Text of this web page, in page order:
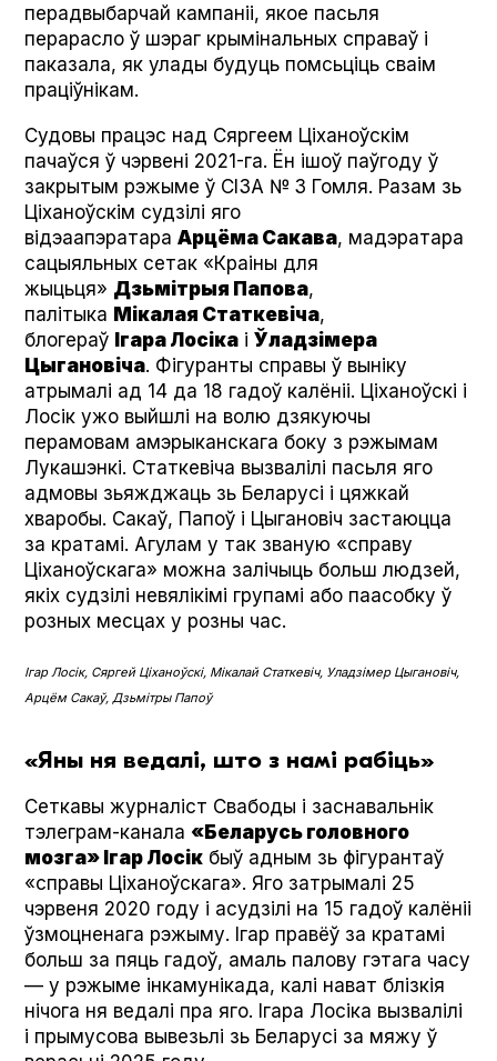
перадвыбарчай кампаніі, якое пасьля
перарасло ў шэраг крымінальных справаў і
паказала, як улады будуць помсьціць сваім
праціўнікам.
Судовы працэс над Сяргеем Ціханоўскім
пачаўся ў чэрвені 2021-га. Ён ішоў паўгоду ў
закрытым рэжыме ў СІЗА № 3 Гомля. Разам зь
Ціханоўскім судзілі яго
відэаапэратараАрцёма Сакава, мадэратара
сацыяльных сетак «Краіны для
жыцьця» Дзьмітрыя Папова,
палітыка Мікалая Статкевіча,
блогераў Ігара Лосіка іЎладзімера
Цыгановіча. Фігуранты справы ў выніку
атрымалі ад 14 да 18 гадоў калёніі. Ціханоўскі і
Лосік ужо выйшлі на волю дзякуючы
перамовам амэрыканскага боку з рэжымам
Лукашэнкі. Статкевіча вызвалілі пасьля яго
адмовы зьяжджаць зь Беларусі і цяжкай
хваробы. Сакаў, Папоў і Цыгановіч застаюцца
за кратамі. Агулам у так званую «справу
Ціханоўскага» можна залічыць больш людзей,
якіх судзілі невялікімі групамі або паасобку ў
розных месцах у розны час.
Ігар Лосік, Сяргей Ціханоўскі, Мікалай Статкевіч, Уладзімер Цыгановіч,
Арцём Сакаў, Дзьмітры Папоў
«Яны ня ведалі, што з намі рабіць»
Сеткавы журналіст Свабоды і заснавальнік
тэлеграм-канала «Беларусь головного
мозга» Ігар Лосік быў адным зь фігурантаў
«справы Ціханоўскага». Яго затрымалі 25
чэрвеня 2020 году і асудзілі на 15 гадоў калёніі
ўзмоцненага рэжыму. Ігар правёў за кратамі
больш за пяць гадоў, амаль палову гэтага часу
— у рэжыме інкамунікада, калі нават блізкія
нічога ня ведалі пра яго. Ігара Лосіка вызвалілі
і прымусова вывезьлі зь Беларусі за мяжу ў